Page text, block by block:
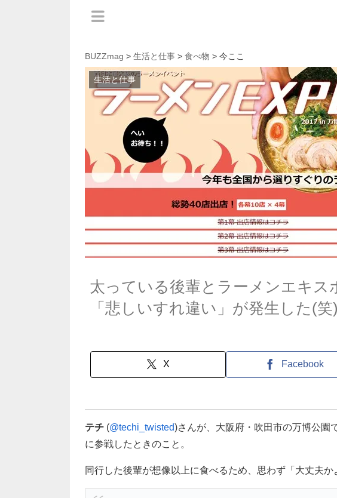
BUZZmag > 生活と仕事 > 食べ物 > 今ここ
生活と仕事
太っている後輩とラーメンエキ
「悲しいすれ違い」が発生した(笑)
X Facebook
テチ (@techi_twisted)さんが、大阪府・吹田市の万博公園
に参戦したときのこと。
同行した後輩が想像以上に食べるため、思わず「大丈夫